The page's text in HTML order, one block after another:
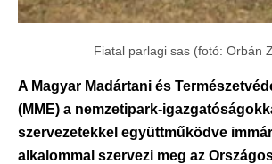
Fiatal parlagi sas (fotó: Orbán
A Magyar Madártani és
(MME) a nemzetipark-
szervezetekkel együttműködve
alkalommal szervezi meg az